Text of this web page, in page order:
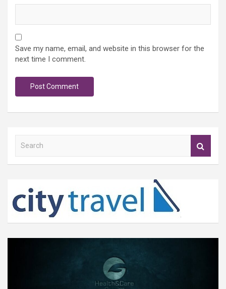
Save my name, email, and website in this browser for the
next time I comment.
h